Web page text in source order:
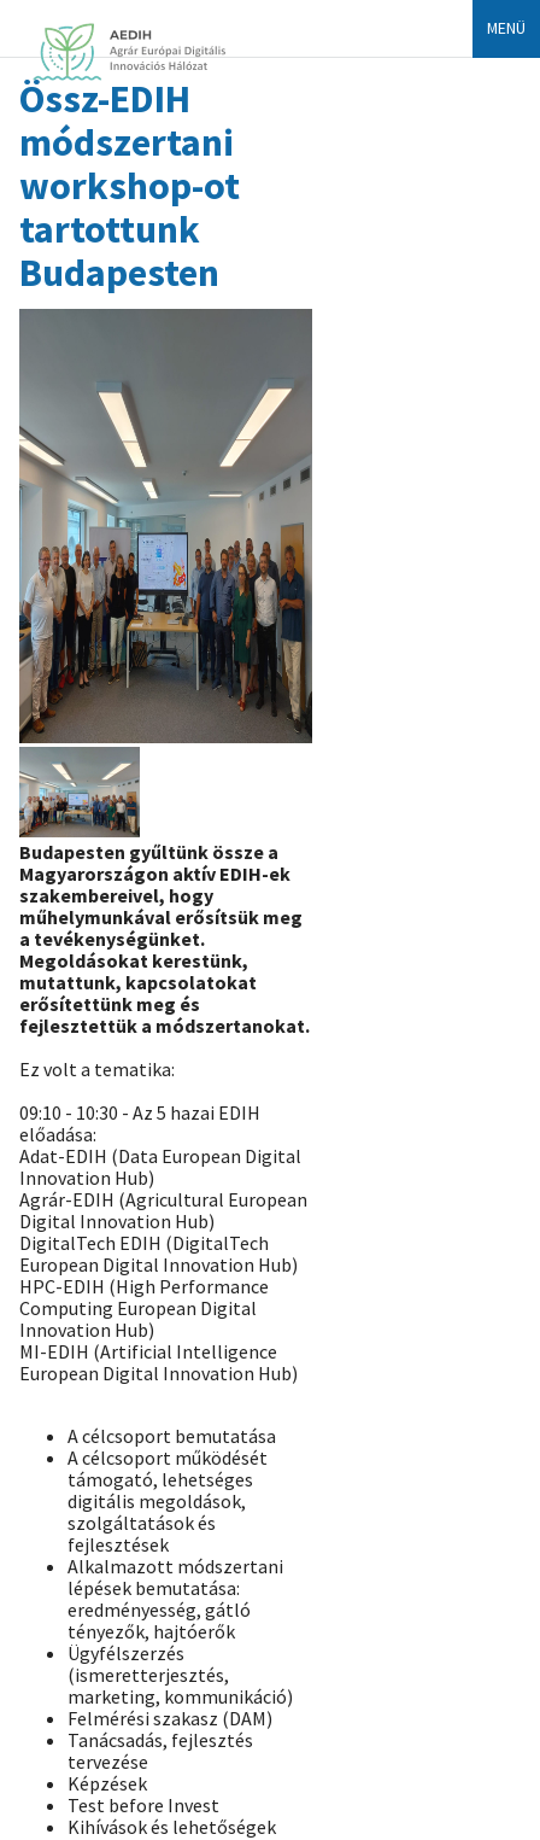
MENÜ
Össz-EDIH
módszertani
workshop-ot
tartottunk
Budapesten
Budapesten gyűltünk össze a
Magyarországon aktív EDIH-ek
szakembereivel, hogy
műhelymunkával erősítsük meg
a tevékenységünket.
Megoldásokat kerestünk,
mutattunk, kapcsolatokat
erősítettünk meg és
fejlesztettük a módszertanokat.
Ez volt a tematika:
09:10 - 10:30 - Az 5 hazai EDIH
előadása:
Adat-EDIH (Data European Digital
Innovation Hub)
Agrár-EDIH (Agricultural European
Digital Innovation Hub)
DigitalTech EDIH (DigitalTech
European Digital Innovation Hub)
HPC-EDIH (High Performance
Computing European Digital
Innovation Hub)
MI-EDIH (Artificial Intelligence
European Digital Innovation Hub)
A célcsoport bemutatása
A célcsoport működését
támogató, lehetséges
digitális megoldások,
szolgáltatások és
fejlesztések
Alkalmazott módszertani
lépések bemutatása:
eredményesség, gátló
tényezők, hajtóerők
Ügyfélszerzés
(ismeretterjesztés,
marketing, kommunikáció)
Felmérési szakasz (DAM)
Tanácsadás, fejlesztés
tervezése
Képzések
Test before Invest
Kihívások és lehetőségek